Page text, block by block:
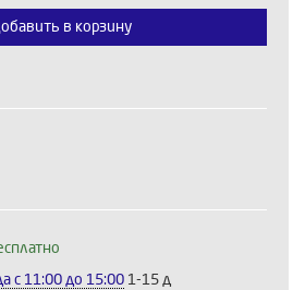
в корзину
c 11:00 до 15:00 1-15 д